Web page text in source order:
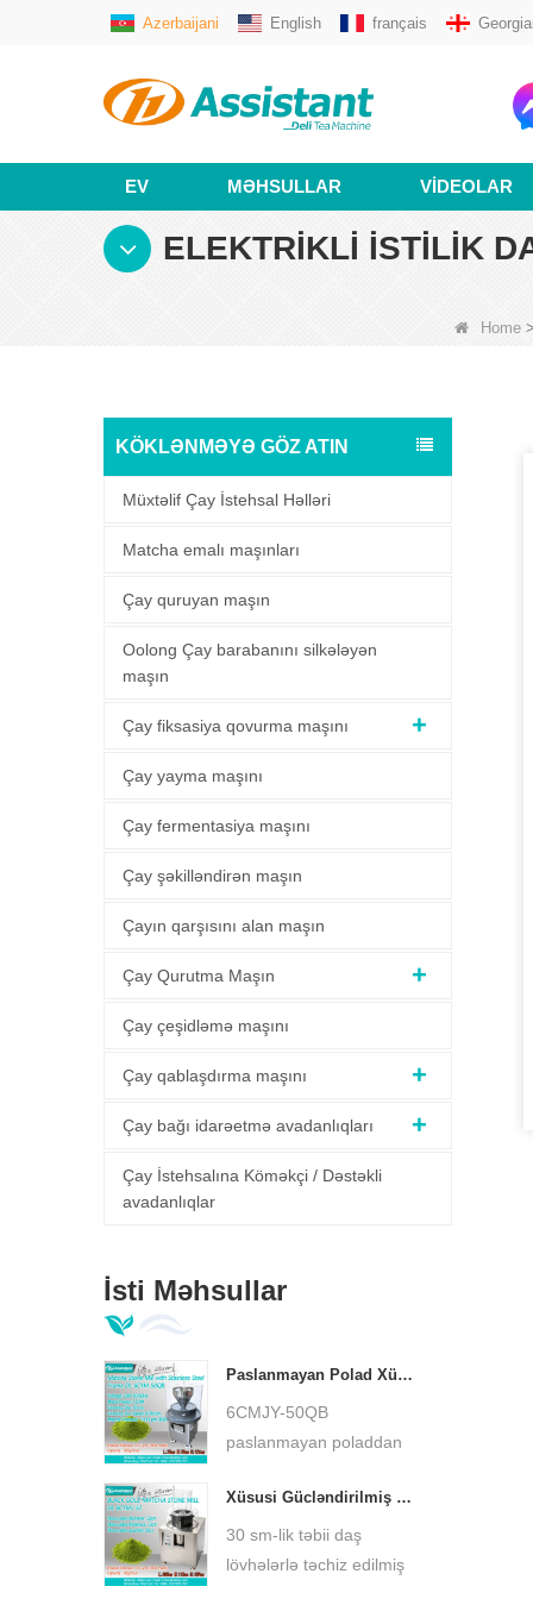
Azerbaijani English français
EV MƏHSULLAR VIDEOLAR
ELEKTRIKLI İSTILIK
Home >
KÖKLƏNMƏYƏ GÖZ ATIN
Müxtəlif Çay İstehsal Həlləri
Matcha emalı maşınları
Çay quruyan maşın
Oolong Çay barabanını silkələyən
maşın
Çay fiksasiya qovurma maşını
Çay yayma maşını
Çay fermentasiya maşını
Çay şəkilləndirən maşın
Çayın qarşısını alan maşın
Çay Qurutma Maşın
Çay çeşidləmə maşını
Çay qablaşdırma maşını
Çay bağı idarəetmə avadanlıqları
Çay İstehsalına Köməkçi / Dəstəkli
avadanlıqlar
İsti Məhsullar
Paslanmayan Polad Xüsusi Baza Matcha Yaşıl Daş Dəyirmanı Aşağı Temperaturlu Ultra İncə Matcha Taşlayıcı DL-6CYMJ-50QB
6CMJY-50QB
paslanmayan poladdan
matcha yaşıl daş
dəyirmanı, təbii qranit
daş boşqab, aşağı sürətli
Xüsusi Gücləndirilmiş Kiçik Matcha Daş Dəyirmanı 30 sm Daş Boşqab Ultra İncə Matcha Taşlayıcı DL-6CYMJ-32M
30 sm-lik təbii daş
lövhələrlə təchiz edilmiş